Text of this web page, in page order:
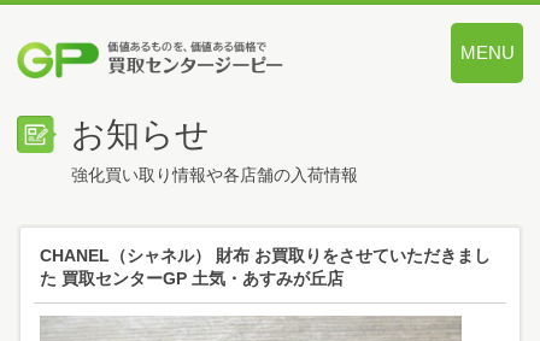
MENU
お知らせ
強化買い取り情報や各店舗の入荷情報
CHANEL（シャネル） 財布 お買取りをさせていただきまし
た 買取センターGP 土気・あすみが丘店